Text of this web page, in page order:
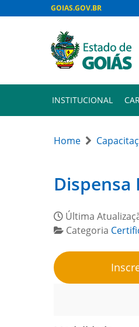
GOIAS.GOV.BR
INSTITUCIONAL
Home
Dispensa
Última
Categoria